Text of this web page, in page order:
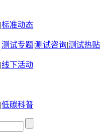
|标准动态
测试专题|测试咨询|测试热贴
|线下活动
|低碳科普